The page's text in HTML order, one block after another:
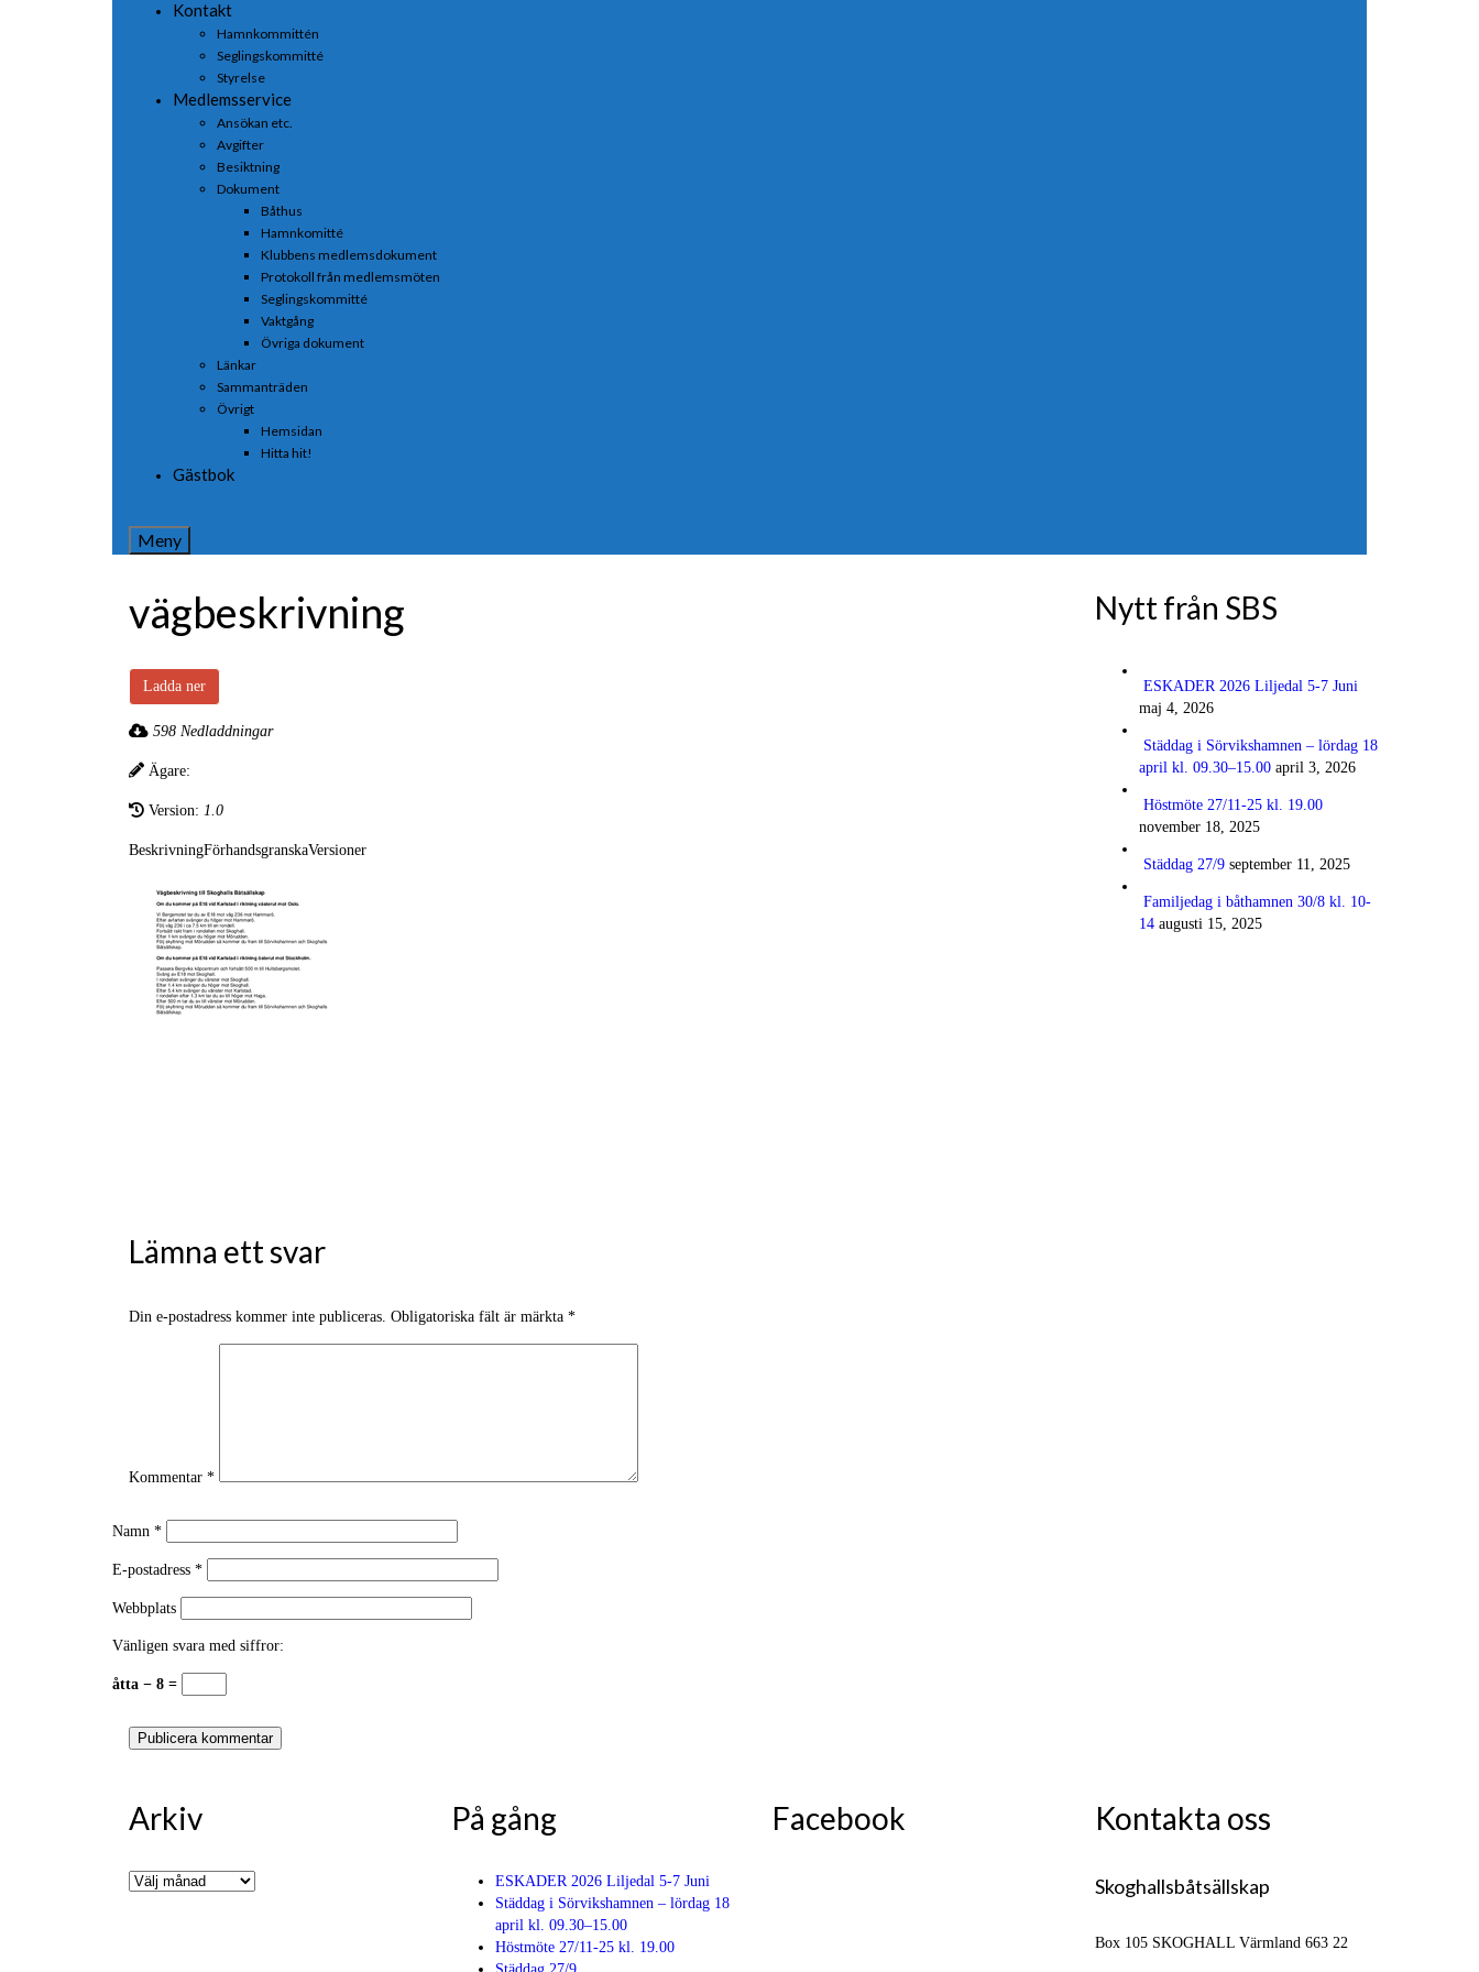
Kontakt
Hamnkommittén
Seglingskommitté
Styrelse
Medlemsservice
Ansökan etc.
Avgifter
Besiktning
Dokument
Båthus
Hamnkomitté
Klubbens medlemsdokument
Protokoll från medlemsmöten
Seglingskommitté
Vaktgång
Övriga dokument
Länkar
Sammanträden
Övrigt
Hemsidan
Hitta hit!
Gästbok
Meny
vägbeskrivning
Ladda ner
598 Nedladdningar
Ägare:
Version: 1.0
BeskrivningFörhandsgranskaVersioner
Lämna ett svar
Din e-postadress kommer inte publiceras. Obligatoriska fält är märkta *
Kommentar *
Namn *
E-postadress *
Webbplats
Vänligen svara med siffror:
åtta − 8 =
Nytt från SBS
ESKADER 2026 Liljedal 5-7 Juni
maj 4, 2026
Städdag i Sörvikshamnen – lördag 18
april kl. 09.30–15.00 april 3, 2026
Höstmöte 27/11-25 kl. 19.00
november 18, 2025
Städdag 27/9 september 11, 2025
Familjedag i båthamnen 30/8 kl. 10-
14 augusti 15, 2025
Arkiv
Arkiv
På gång
ESKADER 2026 Liljedal 5-7 Juni
Städdag i Sörvikshamnen – lördag 18
april kl. 09.30–15.00
Höstmöte 27/11-25 kl. 19.00
Facebook Kontakta oss
Skoghallsbåtsällskap
Box 105 SKOGHALL Värmland 663 22